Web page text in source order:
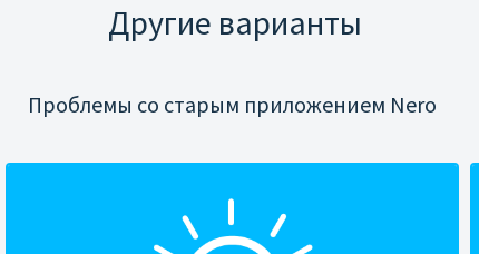
Другие варианты
Проблемы со старым приложением Nero